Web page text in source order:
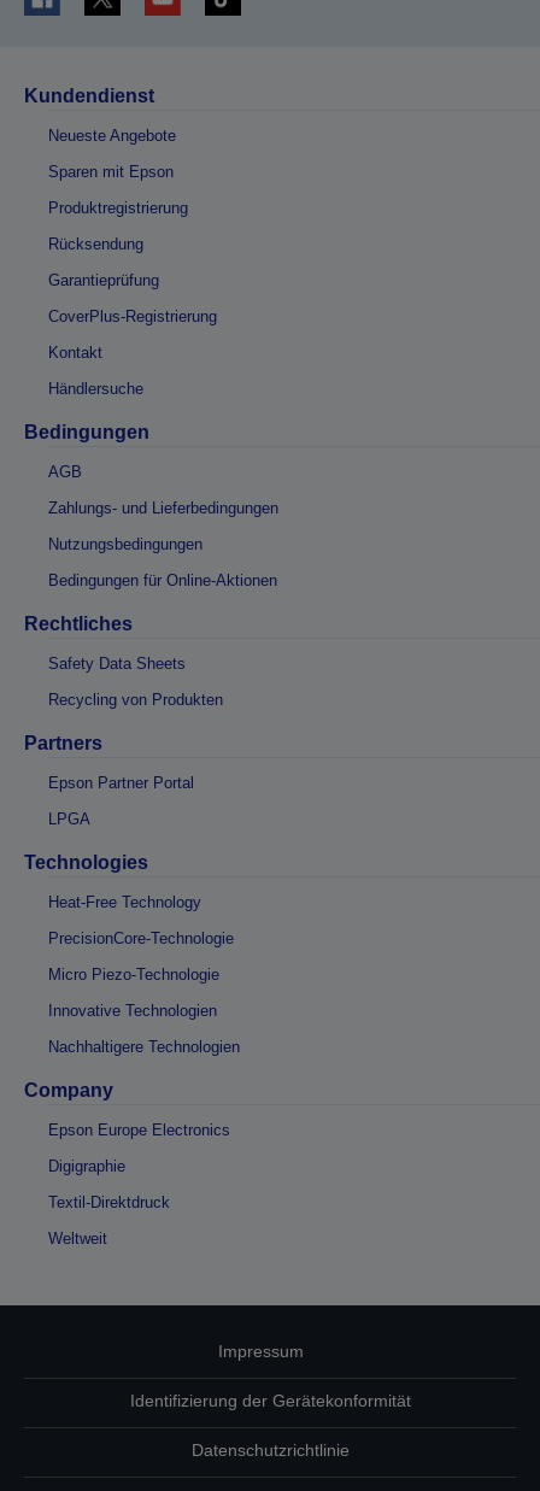
Kundendienst
Neueste Angebote
Sparen mit Epson
Produktregistrierung
Rücksendung
Garantieprüfung
CoverPlus-Registrierung
Kontakt
Händlersuche
Bedingungen
AGB
Zahlungs- und Lieferbedingungen
Nutzungsbedingungen
Bedingungen für Online-Aktionen
Rechtliches
Safety Data Sheets
Recycling von Produkten
Partners
Epson Partner Portal
LPGA
Technologies
Heat-Free Technology
PrecisionCore-Technologie
Micro Piezo-Technologie
Innovative Technologien
Nachhaltigere Technologien
Company
Epson Europe Electronics
Digigraphie
Textil-Direktdruck
Weltweit
Impressum
Identifizierung der Gerätekonformität
Datenschutzrichtlinie